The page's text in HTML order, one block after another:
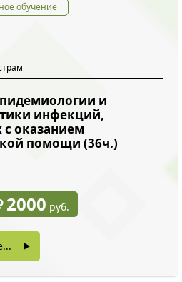
обучение
и
инфекций,
с оказанием
помощи (36ч.)
2000 руб.